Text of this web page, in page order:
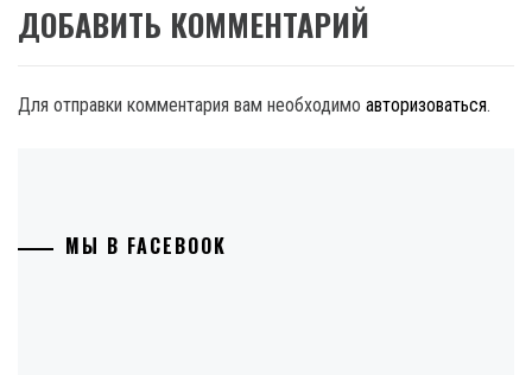
ДОБАВИТЬ КОММЕНТАРИЙ
Для отправки комментария вам необходимо авторизоваться.
МЫ В FACEBOOK